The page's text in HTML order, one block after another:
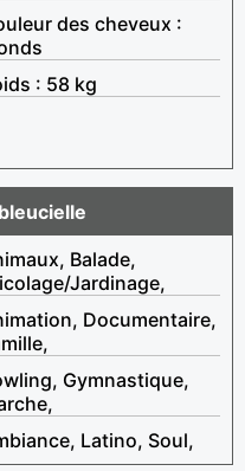
des cheveux :
: 58 kg
Balade,
Jardinage,
Documentaire,
Gymnastique,
Latino, Soul,